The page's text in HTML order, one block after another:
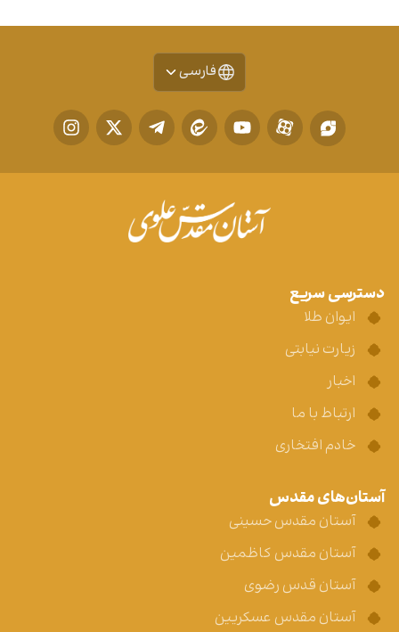
فارسی
دسترسی سریع
ایوان طلا
زیارت نیابتی
اخبار
ارتباط با ما
خادم افتخاری
آستان‌های مقدس
آستان مقدس حسینی
آستان مقدس کاظمین
آستان قدس رضوی
آستان مقدس عسکریین